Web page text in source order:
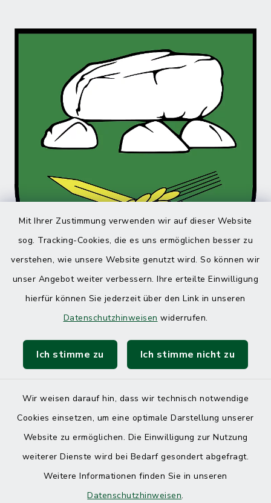
Mit Ihrer Zustimmung verwenden wir auf dieser Website
sog. Tracking-Cookies, die es uns ermöglichen besser zu
verstehen, wie unsere Website genutzt wird. So können wir
unser Angebot weiter verbessern. Ihre erteilte Einwilligung
hierfür können Sie jederzeit über den Link in unseren
Datenschutzhinweisen widerrufen.
Ich stimme zu Ich stimme nicht zu
Wir weisen darauf hin, dass wir technisch notwendige
Cookies einsetzen, um eine optimale Darstellung unserer
Website zu ermöglichen. Die Einwilligung zur Nutzung
weiterer Dienste wird bei Bedarf gesondert abgefragt.
Weitere Informationen finden Sie in unseren
Datenschutzhinweisen.
Kontakt
Datenschutz
Impressum
Sitemap